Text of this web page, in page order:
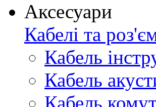
Аксесуари
Кабелі та
Кабель
Кабель